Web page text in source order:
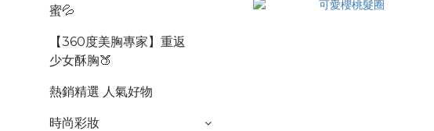
蜜💦
【360度美胸專家】重返
少女酥胸🍑
熱銷精選 人氣好物
時尚彩妝